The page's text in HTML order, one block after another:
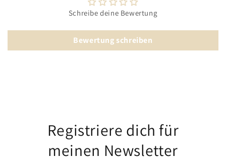
Schreibe deine Bewertung
Bewertung schreiben
Registriere dich für
meinen Newsletter